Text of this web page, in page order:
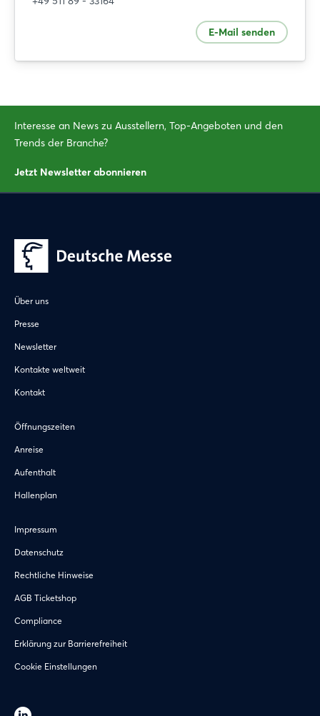
E-Mail senden
Interesse an News zu Ausstellern, Top-Angeboten und den
Trends der Branche?
Jetzt Newsletter abonnieren
Über uns
Presse
Newsletter
Kontakte weltweit
Kontakt
Öffnungszeiten
Anreise
Aufenthalt
Hallenplan
Impressum
Datenschutz
Rechtliche Hinweise
AGB Ticketshop
Compliance
Erklärung zur Barrierefreiheit
Cookie Einstellungen